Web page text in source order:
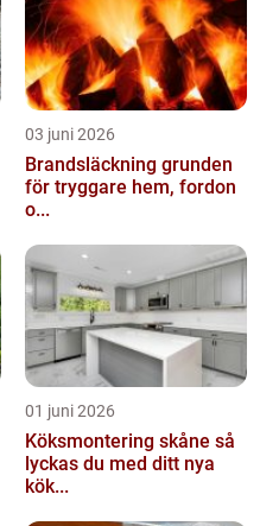
03 juni 2026
Brandsläckning grunden
för tryggare hem, fordon
o...
01 juni 2026
Köksmontering skåne så
lyckas du med ditt nya
kök...